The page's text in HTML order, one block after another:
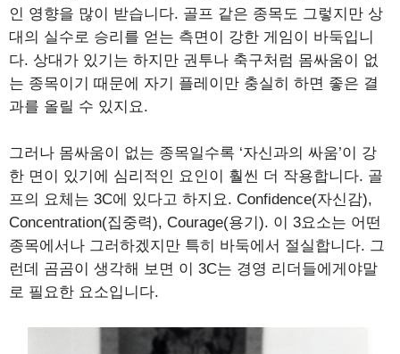
인 영향을 많이 받습니다. 골프 같은 종목도 그렇지만 상
대의 실수로 승리를 얻는 측면이 강한 게임이 바둑입니
다. 상대가 있기는 하지만 권투나 축구처럼 몸싸움이 없
는 종목이기 때문에 자기 플레이만 충실히 하면 좋은 결
과를 올릴 수 있지요.
그러나 몸싸움이 없는 종목일수록 ‘자신과의 싸움’이 강
한 면이 있기에 심리적인 요인이 훨씬 더 작용합니다. 골
프의 요체는 3C에 있다고 하지요. Confidence(자신감),
Concentration(집중력), Courage(용기). 이 3요소는 어떤
종목에서나 그러하겠지만 특히 바둑에서 절실합니다. 그
런데 곰곰이 생각해 보면 이 3C는 경영 리더들에게야말
로 필요한 요소입니다.